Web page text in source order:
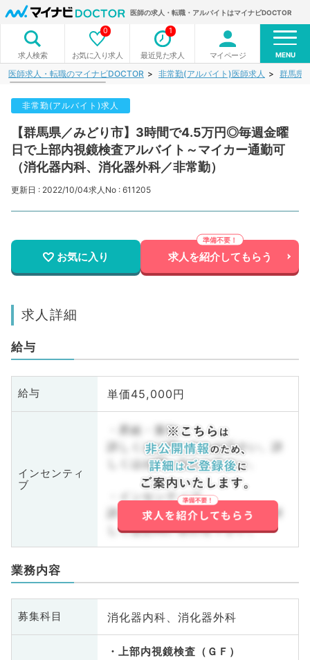
医師の求人・転職・アルバイトはマイナビDOCTOR
求人検索 お気に入り求人
0
最近見た求人
1
マイページ MENU
医師求人・転職のマイナビDOCTOR 非常勤(アルバイト)医師求人 群馬県
非常勤(アルバイト)求人
【群馬県／みどり市】3時間で4.5万円◎毎週金曜
日で上部内視鏡検査アルバイト～マイカー通勤可
（消化器内科、消化器外科／非常勤）
更新日 : 2022/10/04求人No : 611205
お気に入り 求人を紹介してもらう
求人詳細
給与
給与 単価45,000円
インセンティ
ブ
・昇給・賞与
詳しくはお問い合わせ下さい。詳
しくはお問い合わせ下さい。
・インセンティブ
詳しくはお問い合わせ下さい。詳
しくはお問い合わせ下さい。
業務内容
募集科目 消化器内科、消化器外科
上部内視鏡検査（ＧＦ）